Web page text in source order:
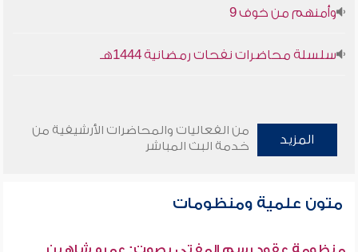
وأمنهم من خوف 9
سلسلة محاضرات نفحات رمضانية 1444هـ
المزيد
من الفعاليات والمحاضرات الأرشيفية من
خدمة البث المباشر
متون علمية ومنظومات